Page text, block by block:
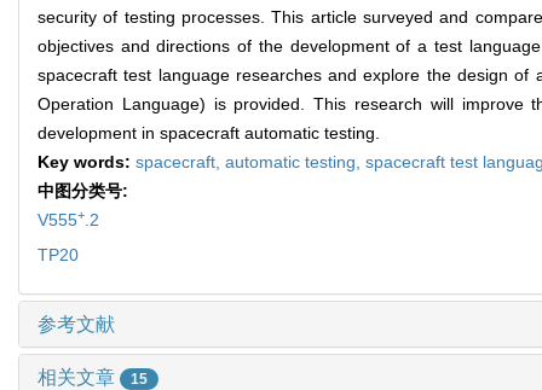
security of testing processes. This article surveyed and
objectives and directions of the development of a test
spacecraft test language researches and explore the design
Operation Language) is provided. This research will
development in spacecraft automatic testing.
Key words: spacecraft, automatic testing, spacecraft test
中图分类号:
V555+.2
TP20
参考文献
相关文章 15